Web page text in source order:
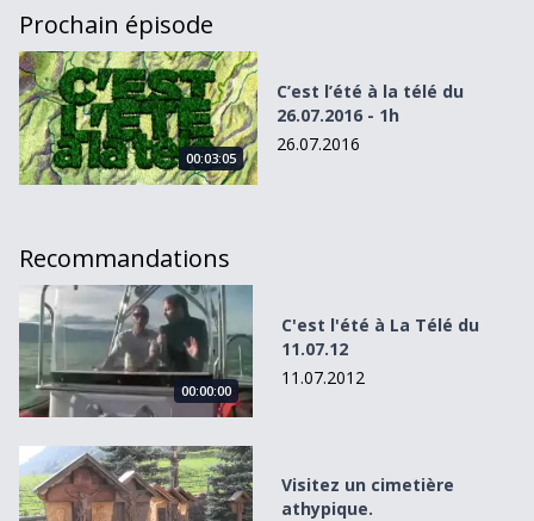
Prochain épisode
C’est l’été à la télé du 26.07.2016 - 1h
00:03:05
C’est l’été à la télé du
26.07.2016 - 1h
26.07.2016
Recommandations
C&#039;est l&#039;été à La Télé du 11.07.12
00:00:00
C'est l'été à La Télé du
11.07.12
11.07.2012
Visitez un cimetière athypique.
Visitez un cimetière
athypique.